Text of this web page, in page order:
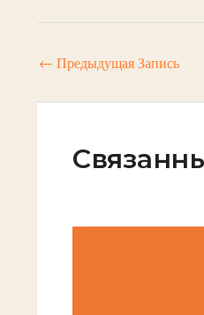
← Предыдущая Запись